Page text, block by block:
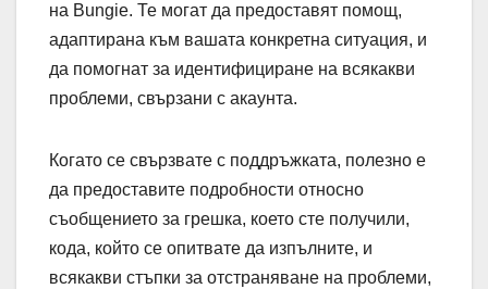
на Bungie. Те могат да предоставят помощ,
адаптирана към вашата конкретна ситуация, и
да помогнат за идентифициране на всякакви
проблеми, свързани с акаунта.
Когато се свързвате с поддръжката, полезно е
да предоставите подробности относно
съобщението за грешка, което сте получили,
кода, който се опитвате да изпълните, и
всякакви стъпки за отстраняване на проблеми,